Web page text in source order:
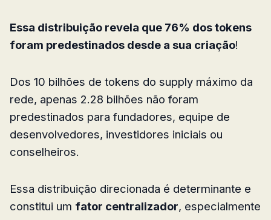
Essa distribuição revela que 76% dos tokens
foram predestinados desde a sua criação!
Dos 10 bilhões de tokens do supply máximo da
rede, apenas 2.28 bilhões não foram
predestinados para fundadores, equipe de
desenvolvedores, investidores iniciais ou
conselheiros.
Essa distribuição direcionada é determinante e
constitui um fator centralizador, especialmente